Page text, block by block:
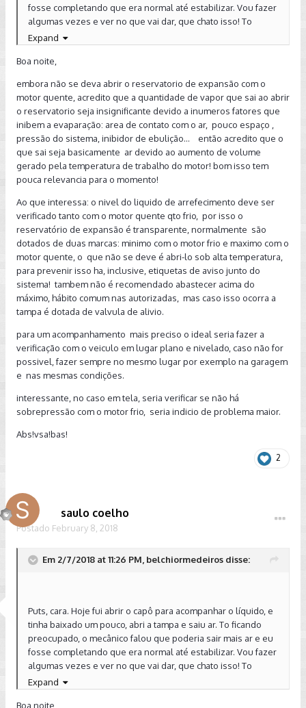
fosse completando que era normal até estabilizar. Vou fazer
algumas vezes e ver no que vai dar, que chato isso! To
achando estranho.
Expand
Boa noite,
embora não se deva abrir o reservatorio de expansão com o
motor quente, acredito que a quantidade de vapor que sai ao abrir
o reservatorio seja insignificante devido a inumeros fatores que
inibem a evaparação: area de contato com o ar, pouco espaço ,
pressão do sistema, inibidor de ebulição... então acredito que o
que sai seja basicamente ar devido ao aumento de volume
gerado pela temperatura de trabalho do motor! bom isso tem
pouca relevancia para o momento!
Ao que interessa: o nivel do liquido de arrefecimento deve ser
verificado tanto com o motor quente qto frio, por isso o
reservatório de expansão é transparente, normalmente são
dotados de duas marcas: minimo com o motor frio e maximo com o
motor quente, o que não se deve é abri-lo sob alta temperatura,
para prevenir isso ha, inclusive, etiquetas de aviso junto do
sistema! tambem não é recomendado abastecer acima do
máximo, hábito comum nas autorizadas, mas caso isso ocorra a
tampa é dotada de valvula de alivio.
para um acompanhamento mais preciso o ideal seria fazer a
verificação com o veiculo em lugar plano e nivelado, caso não for
possivel, fazer sempre no mesmo lugar por exemplo na garagem
e nas mesmas condições.
interessante, no caso em tela, seria verificar se não há
sobrepressão com o motor frio, seria indicio de problema maior.
Abs!vsa!bas!
2
saulo coelho
Postado February 8, 2018
Em 2/7/2018 at 11:26 PM, belchiormedeiros disse:
Puts, cara. Hoje fui abrir o capô para acompanhar o líquido, e
tinha baixado um pouco, abri a tampa e saiu ar. To ficando
preocupado, o mecânico falou que poderia sair mais ar e eu
fosse completando que era normal até estabilizar. Vou fazer
algumas vezes e ver no que vai dar, que chato isso! To
achando estranho.
Expand
Boa noite,